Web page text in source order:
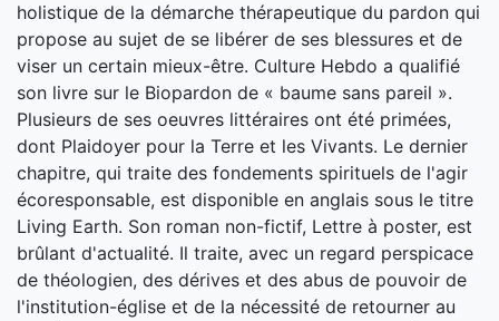
holistique de la démarche thérapeutique du pardon qui
propose au sujet de se libérer de ses blessures et de
viser un certain mieux-être. Culture Hebdo a qualifié
son livre sur le Biopardon de « baume sans pareil ».
Plusieurs de ses oeuvres littéraires ont été primées,
dont Plaidoyer pour la Terre et les Vivants. Le dernier
chapitre, qui traite des fondements spirituels de l'agir
écoresponsable, est disponible en anglais sous le titre
Living Earth. Son roman non-fictif, Lettre à poster, est
brûlant d'actualité. Il traite, avec un regard perspicace
de théologien, des dérives et des abus de pouvoir de
l'institution-église et de la nécessité de retourner au